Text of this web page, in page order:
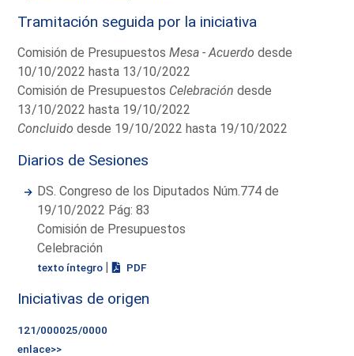
Tramitación seguida por la iniciativa
Comisión de PresupuestosMesa - Acuerdo desde
10/10/2022 hasta 13/10/2022
Comisión de Presupuestos Celebración desde
13/10/2022 hasta 19/10/2022
Concluido desde 19/10/2022 hasta 19/10/2022
Diarios de Sesiones
DS. Congreso de los Diputados Núm.774 de
19/10/2022 Pág: 83
Comisión de Presupuestos
Celebración
texto íntegro | PDF
Iniciativas de origen
121/000025/0000
enlace>>